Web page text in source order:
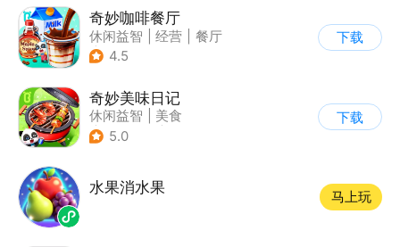
奇妙咖啡餐厅
休闲益智 经营
餐厅
| 宝宝巴士
4.5
下载
奇妙美味日记
休闲益智
美食
| 宝宝巴士
5.0
下载
水果消水果
马上玩